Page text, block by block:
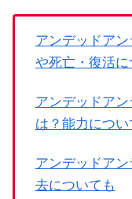
アンデッドア
や死亡・復活に
アンデッドア
は？能力につい
アンデッドア
去についても